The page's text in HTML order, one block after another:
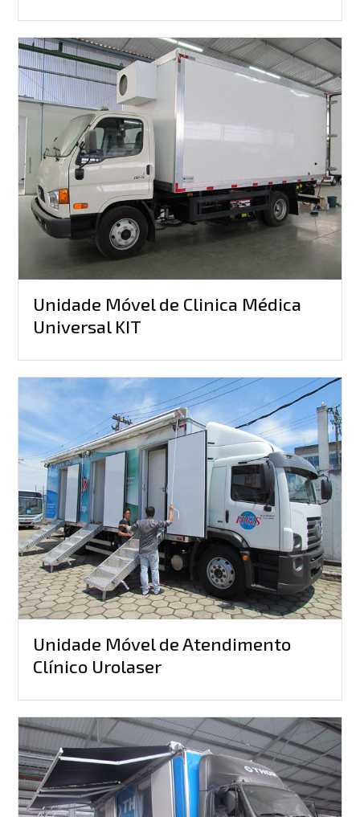
Unidade Móvel de Clinica Médica
Universal KIT
Unidade Móvel de Atendimento
Clínico Urolaser